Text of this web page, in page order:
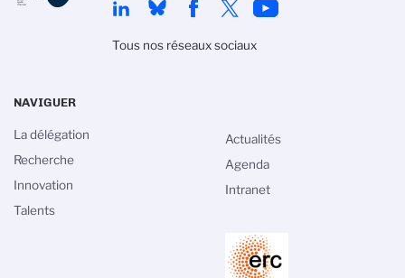
Tous nos réseaux sociaux
NAVIGUER
La délégation
Recherche
Innovation
Talents
Actualités
Agenda
Intranet